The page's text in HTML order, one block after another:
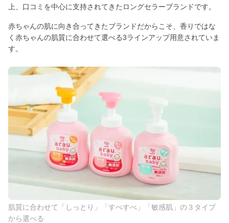
上、口コミを中心に支持されてきたロングセラーブランドです。
赤ちゃんの肌に向き合ってきたブランドだからこそ、香りではな
く赤ちゃんの肌質に合わせて選べる3ラインアップ用意されていま
す。
肌質に合わせて「しっとり」「すべすべ」「敏感肌」の３タイプ
から選べる